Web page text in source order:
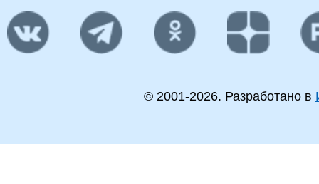
© 2001-2026. Разработано в